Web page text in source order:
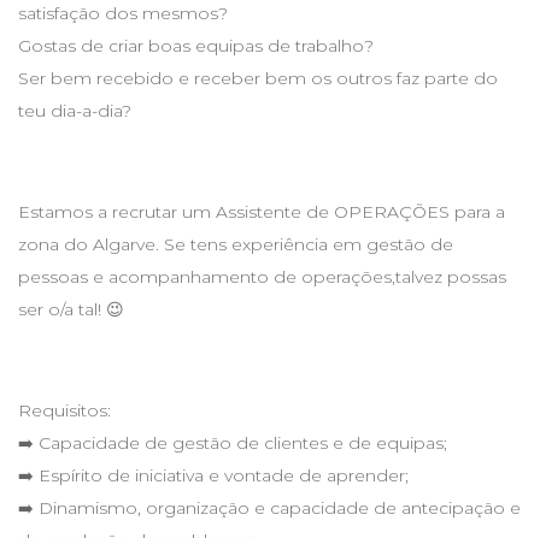
satisfação dos mesmos?
Gostas de criar boas equipas de trabalho?
Ser bem recebido e receber bem os outros faz parte do
teu dia-a-dia?
Estamos a recrutar um Assistente de OPERAÇÕES para a
zona do Algarve. Se tens experiência em gestão de
pessoas e acompanhamento de operações,talvez possas
ser o/a tal! 😉
Requisitos:
➡️ Capacidade de gestão de clientes e de equipas;
➡️ Espírito de iniciativa e vontade de aprender;
➡️ Dinamismo, organização e capacidade de antecipação e